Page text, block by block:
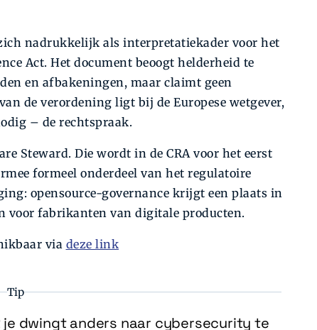
nadrukkelijk als interpretatiekader voor het
Act. Het document beoogt helderheid te
en afbakeningen, maar claimt geen
de verordening ligt bij de Europese wetgever,
– de rechtspraak.
Steward. Die wordt in de CRA voor het eerst
formeel onderdeel van het regulatoire
opensource-governance krijgt een plaats in
voor fabrikanten van digitale producten.
via deze link
Tip
je dwingt anders naar cybersecurity te